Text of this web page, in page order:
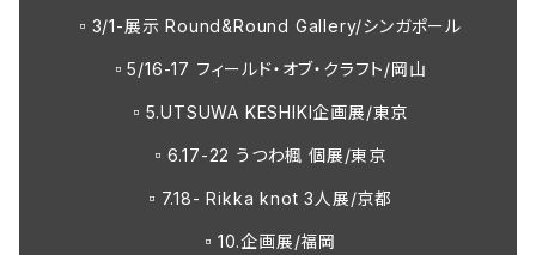
▫️3/1-展示 Round&Round Gallery/シンガポール
▫️5/16-17 フィールド・オブ・クラフト/岡山
▫️5.UTSUWA KESHIKI企画展/東京
▫️6.17-22 うつわ楓 個展/東京
▫️7.18- Rikka knot 3人展/京都
▫️10.企画展/福岡